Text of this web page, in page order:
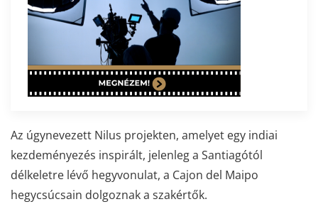
Az úgynevezett Nilus projekten, amelyet egy indiai
kezdeményezés inspirált, jelenleg a Santiagótól
délkeletre lévő hegyvonulat, a Cajon del Maipo
hegycsúcsain dolgoznak a szakértők.